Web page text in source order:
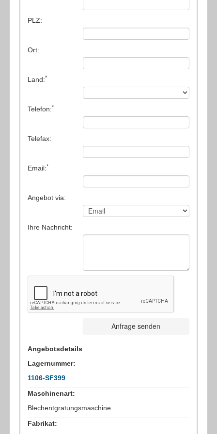
(5) Verpackungsmaschinen
PLZ:
Ort:
Land:*
Telefon:*
Telefax:
Email:*
Angebot via:
Ihre Nachricht:
Anfrage senden
Angebotsdetails
Lagernummer:
1106-SF399
Maschinenart:
Blechentgratungsmaschine
Fabrikat: